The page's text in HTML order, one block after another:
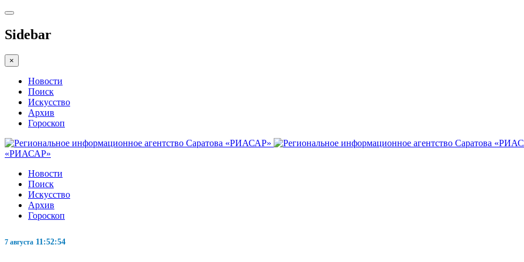
Sidebar
×
Новости
Поиск
Искусство
Архив
Гороскоп
«РИАСАР»
Новости
Поиск
Искусство
Архив
Гороскоп
7 августа 11:52:55